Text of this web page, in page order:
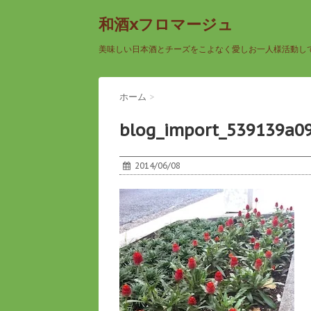
和酒xフロマージュ
美味しい日本酒とチーズをこよなく愛しお一人様活動し
ホーム >
2014/06/08